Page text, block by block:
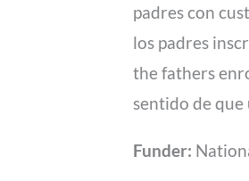
padres con
los padres
the fathers
sentido de
Funder: